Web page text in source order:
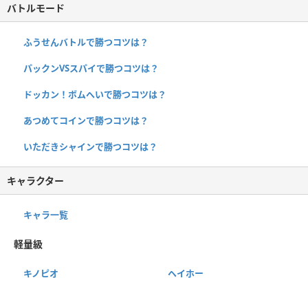
バトルモード
ふうせんバトルで勝つコツは？
パックンVSスパイで勝つコツは？
ドッカン！ボムへいで勝つコツは？
あつめてコインで勝つコツは？
いただきシャインで勝つコツは？
キャラクター
キャラ一覧
軽量級
キノピオ ヘイホー